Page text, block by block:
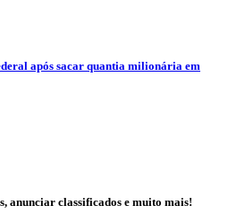
após sacar quantia milionária em
anunciar classificados e muito mais!